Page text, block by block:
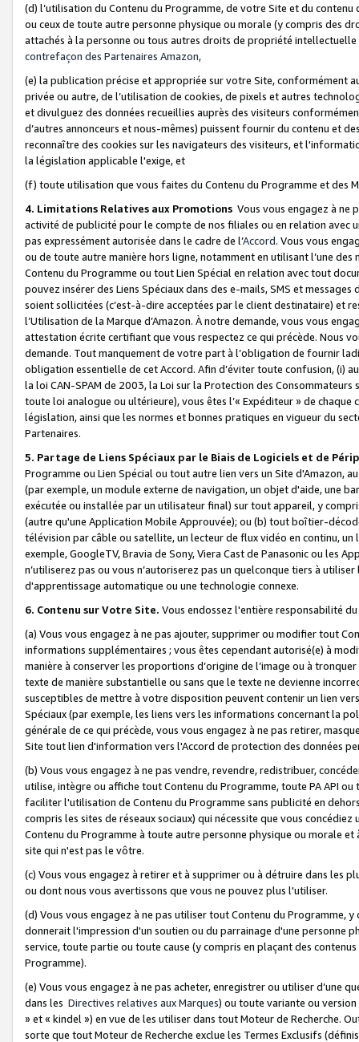
(d) l’utilisation du Contenu du Programme, de votre Site et du
ou ceux de toute autre personne physique ou morale (y compris des
attachés à la personne ou tous autres droits de propriété
contrefaçon des Partenaires Amazon,
(e) la publication précise et appropriée sur votre Site, conformément
privée ou autre, de l’utilisation de cookies, de pixels et autres
et divulguez des données recueillies auprès des visiteurs
d’autres annonceurs et nous-mêmes) puissent fournir du contenu et
reconnaître des cookies sur les navigateurs des visiteurs, et
la législation applicable l'exige, et
(f) toute utilisation que vous faites du Contenu du Programme et des
4. Limitations Relatives aux Promotions Vous vous engagez à ne
activité de publicité pour le compte de nos filiales ou en relation avec
pas expressément autorisée dans le cadre de l’Accord. Vous vous
ou de toute autre manière hors ligne, notamment en utilisant l’une
Contenu du Programme ou tout Lien Spécial en relation avec tout
pouvez insérer des Liens Spéciaux dans des e-mails, SMS et
soient sollicitées (c’est-à-dire acceptées par le client destinataire) et
l’Utilisation de la Marque d’Amazon. À notre demande, vous vous
attestation écrite certifiant que vous respectez ce qui précède. Nous
demande. Tout manquement de votre part à l’obligation de fournir
obligation essentielle de cet Accord. Afin d’éviter toute confusion, (i)
la loi CAN-SPAM de 2003, la Loi sur la Protection des
toute loi analogue ou ultérieure), vous êtes l’« Expéditeur » de
législation, ainsi que les normes et bonnes pratiques en vigueur du
Partenaires.
5. Partage de Liens Spéciaux par le Biais de Logiciels et de
Programme ou Lien Spécial ou tout autre lien vers un Site d'Amazon,
(par exemple, un module externe de navigation, un objet d'aide, une
exécutée ou installée par un utilisateur final) sur tout appareil, y
(autre qu'une Application Mobile Approuvée); ou (b) tout boîtier-
télévision par câble ou satellite, un lecteur de flux vidéo en continu,
exemple, GoogleTV, Bravia de Sony, Viera Cast de Panasonic ou les
n’utiliserez pas ou vous n’autoriserez pas un quelconque tiers à
d'apprentissage automatique ou une technologie connexe.
6. Contenu sur Votre Site. Vous endossez l'entière responsabilité
(a) Vous vous engagez à ne pas ajouter, supprimer ou modifier tout
informations supplémentaires ; vous êtes cependant autorisé(e) à
manière à conserver les proportions d’origine de l’image ou à
texte de manière substantielle ou sans que le texte ne devienne
susceptibles de mettre à votre disposition peuvent contenir un lien
Spéciaux (par exemple, les liens vers les informations concernant la
générale de ce qui précède, vous vous engagez à ne pas retirer,
Site tout lien d'information vers l'Accord de protection des données
(b) Vous vous engagez à ne pas vendre, revendre, redistribuer,
utilise, intègre ou affiche tout Contenu du Programme, toute PA API
faciliter l'utilisation de Contenu du Programme sans publicité en
compris les sites de réseaux sociaux) qui nécessite que vous
Contenu du Programme à toute autre personne physique ou morale
site qui n'est pas le vôtre.
(c) Vous vous engagez à retirer et à supprimer ou à détruire dans les
ou dont nous vous avertissons que vous ne pouvez plus l'utiliser.
(d) Vous vous engagez à ne pas utiliser tout Contenu du Programme,
donnerait l'impression d'un soutien ou du parrainage d'une personne
service, toute partie ou toute cause (y compris en plaçant des
Programme).
(e) Vous vous engagez à ne pas acheter, enregistrer ou utiliser d’une
dans les Directives relatives aux Marques) ou toute variante ou
» et « kindel ») en vue de les utiliser dans tout Moteur de Recherche.
sorte que tout Moteur de Recherche exclue les Termes Exclusifs